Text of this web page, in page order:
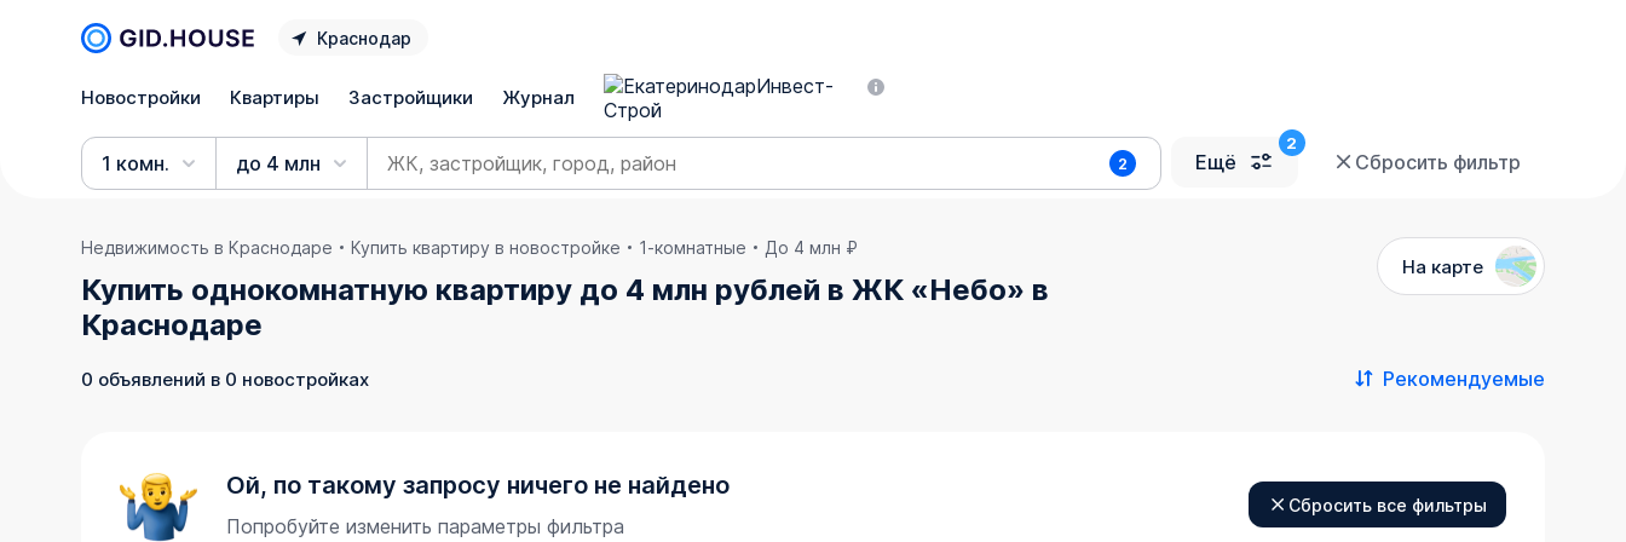
Краснодар
Новостройки Квартиры Застройщики Журнал
1 комн. до 4 млн 2 Ещё Сбросить фильтр
Недвижимость в Краснодаре Купить квартиру в новостройке 1-комнатные До 4 млн ₽
Купить однокомнатную квартиру до 4 млн рублей в ЖК «Небо» в
Краснодаре
На карте
0 объявлений в 0 новостройках Рекомендуемые
Ой, по такому запросу ничего не найдено
Попробуйте изменить параметры фильтра
Сбросить все фильтры